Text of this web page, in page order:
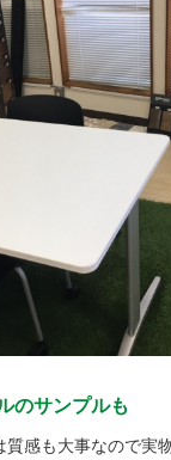
のサンプルも
感も大事なので実